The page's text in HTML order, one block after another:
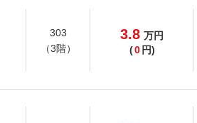
303
（3階）
3.8 万円
(0 円)